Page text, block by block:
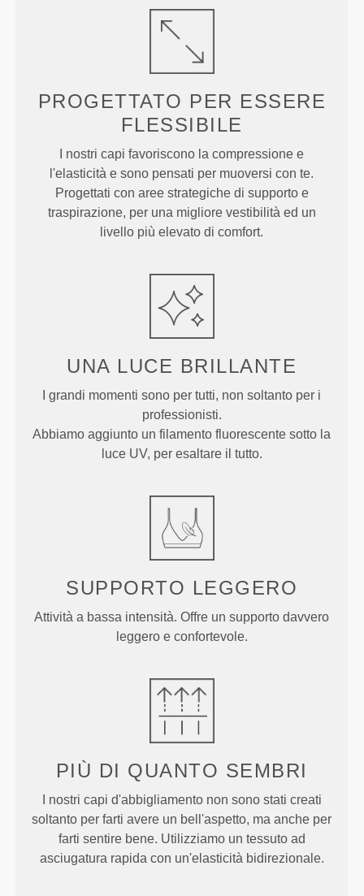
PROGETTATO PER ESSERE
FLESSIBILE
I nostri capi favoriscono la compressione e
l'elasticità e sono pensati per muoversi con te.
Progettati con aree strategiche di supporto e
traspirazione, per una migliore vestibilità ed un
livello più elevato di comfort.
UNA LUCE BRILLANTE
I grandi momenti sono per tutti, non soltanto per i
professionisti.
Abbiamo aggiunto un filamento fluorescente sotto la
luce UV, per esaltare il tutto.
SUPPORTO LEGGERO
Attività a bassa intensità. Offre un supporto davvero
leggero e confortevole.
PIÙ DI QUANTO SEMBRI
I nostri capi d'abbigliamento non sono stati creati
soltanto per farti avere un bell'aspetto, ma anche per
farti sentire bene. Utilizziamo un tessuto ad
asciugatura rapida con un'elasticità bidirezionale.